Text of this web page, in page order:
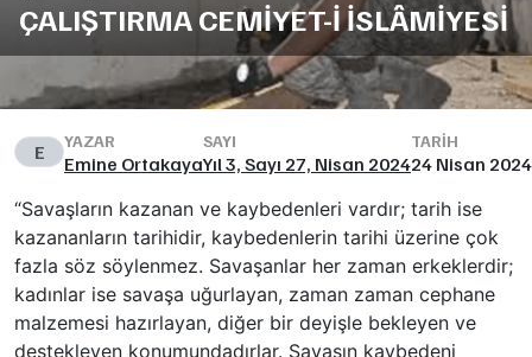
ÇALIŞTIRMA CEMİYET-İ İSLÂMİYESİ
E YAZAR
Emine Ortakaya
SAYI
Yıl 3, Sayı 27, Nisan 2024
TARIH
24 Nisan 2024
“Savaşların kazanan ve kaybedenleri vardır; tarih ise
kazananların tarihidir, kaybedenlerin tarihi üzerine çok
fazla söz söylenmez. Savaşanlar her zaman erkeklerdir;
kadınlar ise savaşa uğurlayan, zaman zaman cephane
malzemesi hazırlayan, diğer bir deyişle bekleyen ve
destekleyen konumundadırlar. Savaşın kaybedeni